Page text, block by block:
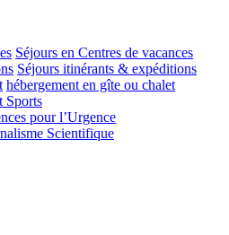
Séjours en Centres de vacances
Séjours itinérants & expéditions
hébergement en gîte ou chalet
Sports
pour l’Urgence
Scientifique